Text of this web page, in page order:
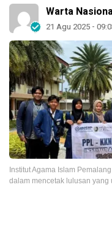
Warta
21 Agu 2025 -
Institut Agama Islam
dalam mencetak lulusan